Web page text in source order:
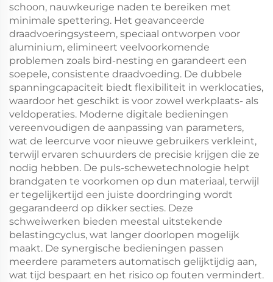
schoon, nauwkeurige naden te bereiken met
minimale spettering. Het geavanceerde
draadvoeringsysteem, speciaal ontworpen voor
aluminium, elimineert veelvoorkomende
problemen zoals bird-nesting en garandeert een
soepele, consistente draadvoeding. De dubbele
spanningcapaciteit biedt flexibiliteit in werklocaties,
waardoor het geschikt is voor zowel werkplaats- als
veldoperaties. Moderne digitale bedieningen
vereenvoudigen de aanpassing van parameters,
wat de leercurve voor nieuwe gebruikers verkleint,
terwijl ervaren schuurders de precisie krijgen die ze
nodig hebben. De puls-schewetechnologie helpt
brandgaten te voorkomen op dun materiaal, terwijl
er tegelijkertijd een juiste doordringing wordt
gegarandeerd op dikker secties. Deze
schweiwerken bieden meestal uitstekende
belastingcyclus, wat langer doorlopen mogelijk
maakt. De synergische bedieningen passen
meerdere parameters automatisch gelijktijdig aan,
wat tijd bespaart en het risico op fouten vermindert.